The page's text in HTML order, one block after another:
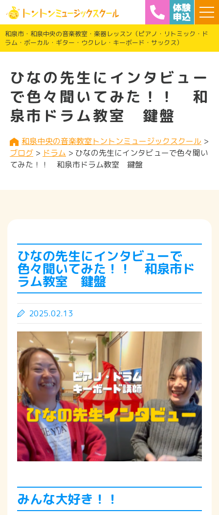
和泉市・和泉中央の音楽教室・楽器レッスン（ピアノ・リトミック・ド
ラム・ボーカル・ギター・ウクレレ・キーボード・サックス）
ひなの先生にインタビュー
で色々聞いてみた！！ 和
泉市ドラム教室 鍵盤
和泉中央の音楽教室トントンミュージックスクール >
ブログ > ドラム > ひなの先生にインタビューで色々聞い
てみた！！ 和泉市ドラム教室 鍵盤
ひなの先生にインタビューで
色々聞いてみた！！ 和泉市ド
ラム教室 鍵盤
2025.02.13
みんな大好き！！